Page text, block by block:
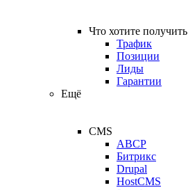
Что хотите получить
Трафик
Позиции
Лиды
Гарантии
Ещё
CMS
ABCP
Битрикс
Drupal
HostCMS